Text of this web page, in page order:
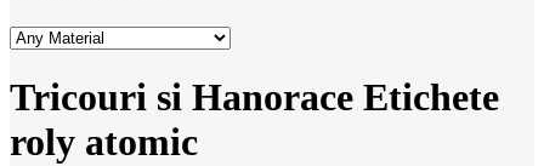
Tricouri si Hanorace Etichete
roly atomic